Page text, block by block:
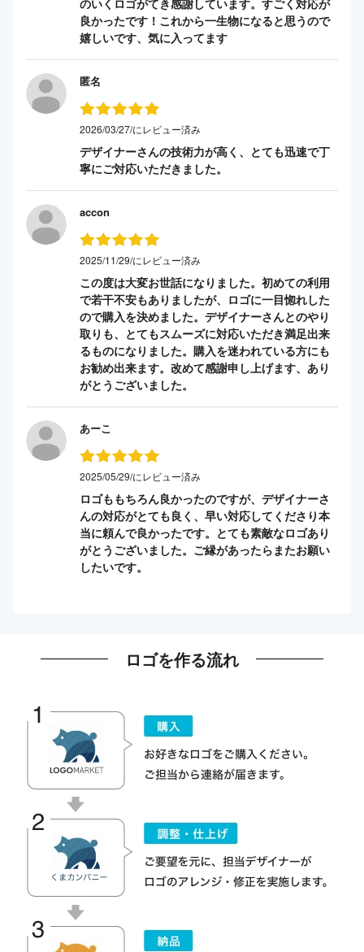
のいくロゴがてき感謝しています。すごく対応が
良かったです！これから一生物になると思うので
嬉しいです、気に入ってます
匿名
2026/03/27/にレビュー済み
デザイナーさんの技術力が高く、とても迅速で丁
寧にご対応いただきました。
accon
2025/11/29/にレビュー済み
この度は大変お世話になりました。初めての利用
で若干不安もありましたが、ロゴに一目惚れした
ので購入を決めました。デザイナーさんとのやり
取りも、とてもスムーズに対応いただき満足出来
るものになりました。購入を迷われている方にも
お勧め出来ます。改めて感謝申し上げます、あり
がとうございました。
あーこ
2025/05/29/にレビュー済み
ロゴももちろん良かったのですが、デザイナーさ
んの対応がとても良く、早い対応してくださり本
当に頼んで良かったです。とても素敵なロゴあり
がとうございました。ご縁があったらまたお願い
したいです。
ロゴを作る流れ